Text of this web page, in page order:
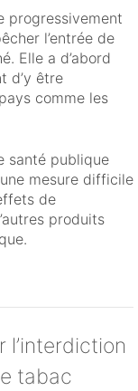
progressivement
l’entrée de
Elle a d’abord
d’y être
comme les
santé publique
mesure difficile
de
produits
l’interdiction
tabac